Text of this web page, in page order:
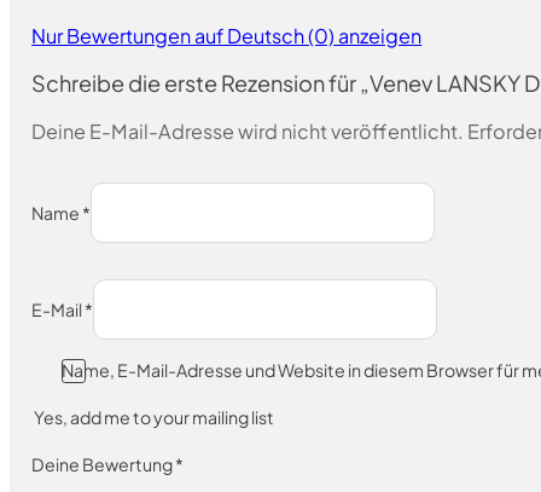
Nur Bewertungen auf Deutsch (0) anzeigen
Schreibe die erste Rezension für „Venev
Deine E-Mail-Adresse wird nicht veröffentlicht.
Name *
E-Mail*
Name, E-Mail-Adresse und Website in diesem Browser für
Yes, add me to your mailing list
Deine Bewertung*